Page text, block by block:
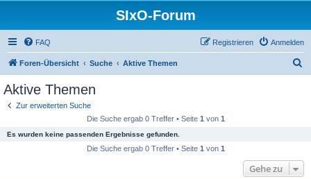
SIxO-Forum
FAQ Anmelden
Registrieren
Foren-Übersicht Suche Aktive Themen
Aktive Themen
Zur erweiterten Suche
Die Suche ergab 0 Treffer • Seite 1 von 1
Es wurden keine passenden Ergebnisse gefunden.
Die Suche ergab 0 Treffer • Seite 1 von 1
Gehe zu